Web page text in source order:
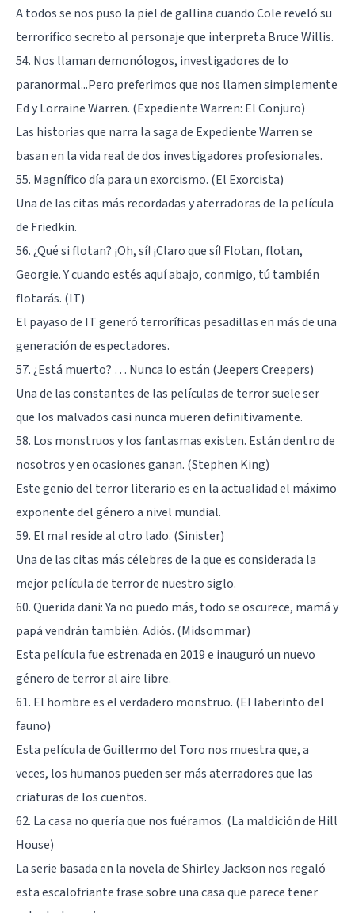
A todos se nos puso la piel de gallina cuando Cole reveló su
terrorífico secreto al personaje que interpreta Bruce Willis.
54. Nos llaman demonólogos, investigadores de lo
paranormal...Pero preferimos que nos llamen simplemente
Ed y Lorraine Warren. (Expediente Warren: El Conjuro)
Las historias que narra la saga de Expediente Warren se
basan en la vida real de dos investigadores profesionales.
55. Magnífico día para un exorcismo. (El Exorcista)
Una de las citas más recordadas y aterradoras de la película
de Friedkin.
56. ¿Qué si flotan? ¡Oh, sí! ¡Claro que sí! Flotan, flotan,
Georgie. Y cuando estés aquí abajo, conmigo, tú también
flotarás. (IT)
El payaso de IT generó terroríficas pesadillas en más de una
generación de espectadores.
57. ¿Está muerto? … Nunca lo están (Jeepers Creepers)
Una de las constantes de las películas de terror suele ser
que los malvados casi nunca mueren definitivamente.
58. Los monstruos y los fantasmas existen. Están dentro de
nosotros y en ocasiones ganan. (Stephen King)
Este genio del terror literario es en la actualidad el máximo
exponente del género a nivel mundial.
59. El mal reside al otro lado. (Sinister)
Una de las citas más célebres de la que es considerada la
mejor película de terror de nuestro siglo.
60. Querida dani: Ya no puedo más, todo se oscurece, mamá y
papá vendrán también. Adiós. (Midsommar)
Esta película fue estrenada en 2019 e inauguró un nuevo
género de terror al aire libre.
61. El hombre es el verdadero monstruo. (El laberinto del
fauno)
Esta película de Guillermo del Toro nos muestra que, a
veces, los humanos pueden ser más aterradores que las
criaturas de los cuentos.
62. La casa no quería que nos fuéramos. (La maldición de Hill
House)
La serie basada en la novela de Shirley Jackson nos regaló
esta escalofriante frase sobre una casa que parece tener